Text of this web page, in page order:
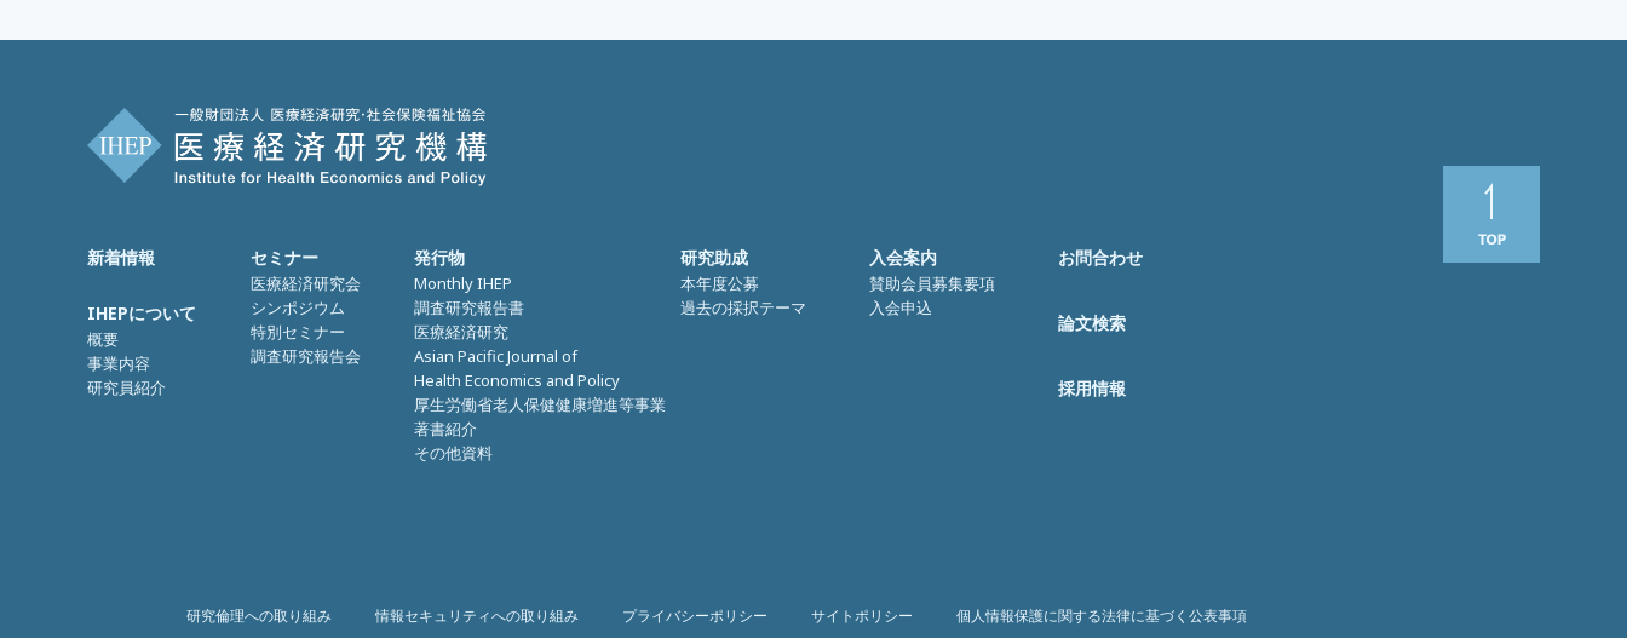
新着情報
IHEPについて
概要
事業内容
研究員紹介
セミナー
医療経済研究会
シンポジウム
特別セミナー
調査研究報告会
発行物
Monthly IHEP
調査研究報告書
医療経済研究
Asian Pacific Journal of
Health Economics and Policy
厚生労働省老人保健健康増進等事業
著書紹介
その他資料
研究助成
本年度公募
過去の採択テーマ
入会案内
賛助会員募集要項
入会申込
お問合わせ
論文検索
採用情報
研究倫理への取り組み 情報セキュリティへの取り組み プライバシーポリシー サイトポリシー 個人情報保護に関する法律に基づく公表事項